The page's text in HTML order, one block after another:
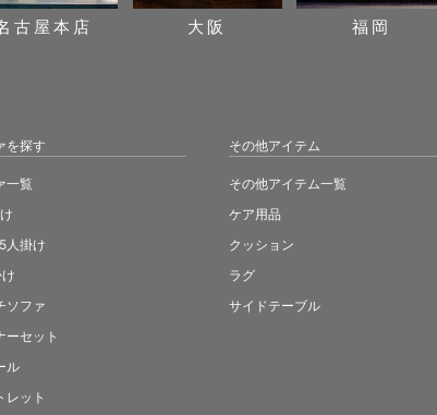
古屋本店 大阪 福岡
を探す
一覧
人掛け
ソファ
ーセット
ル
レット
その他アイテム
その他アイテム一覧
ケア用品
クッション
ラグ
サイドテーブル